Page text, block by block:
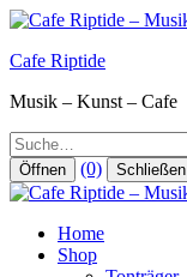
Zum
springen
Cafe Riptide
Musik – Kunst – Cafe
Suche
Öffnen (0) Schließen
Home
Shop